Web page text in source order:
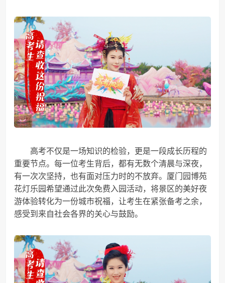
高考不仅是一场知识的检验，更是一段成长历程的
重要节点。每一位考生背后，都有无数个清晨与深夜，
有一次次坚持，也有面对压力时的不放弃。厦门园博苑
花灯乐园希望通过此次免费入园活动，将景区的美好夜
游体验转化为一份城市祝福，让考生在紧张备考之余，
感受到来自社会各界的关心与鼓励。